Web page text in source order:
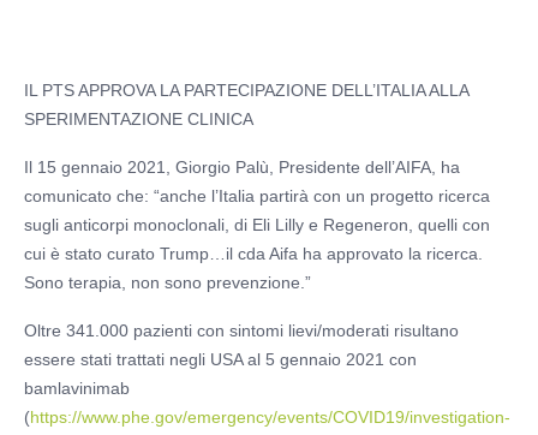
IL PTS APPROVA LA PARTECIPAZIONE DELL’ITALIA ALLA
SPERIMENTAZIONE CLINICA
Il 15 gennaio 2021, Giorgio Palù, Presidente dell’AIFA, ha
comunicato che: “anche l’Italia partirà con un progetto ricerca
sugli anticorpi monoclonali, di Eli Lilly e Regeneron, quelli con
cui è stato curato Trump…il cda Aifa ha approvato la ricerca.
Sono terapia, non sono prevenzione.”
Oltre 341.000 pazienti con sintomi lievi/moderati risultano
essere stati trattati negli USA al 5 gennaio 2021 con
bamlavinimab
(https://www.phe.gov/emergency/events/COVID19/investigation-